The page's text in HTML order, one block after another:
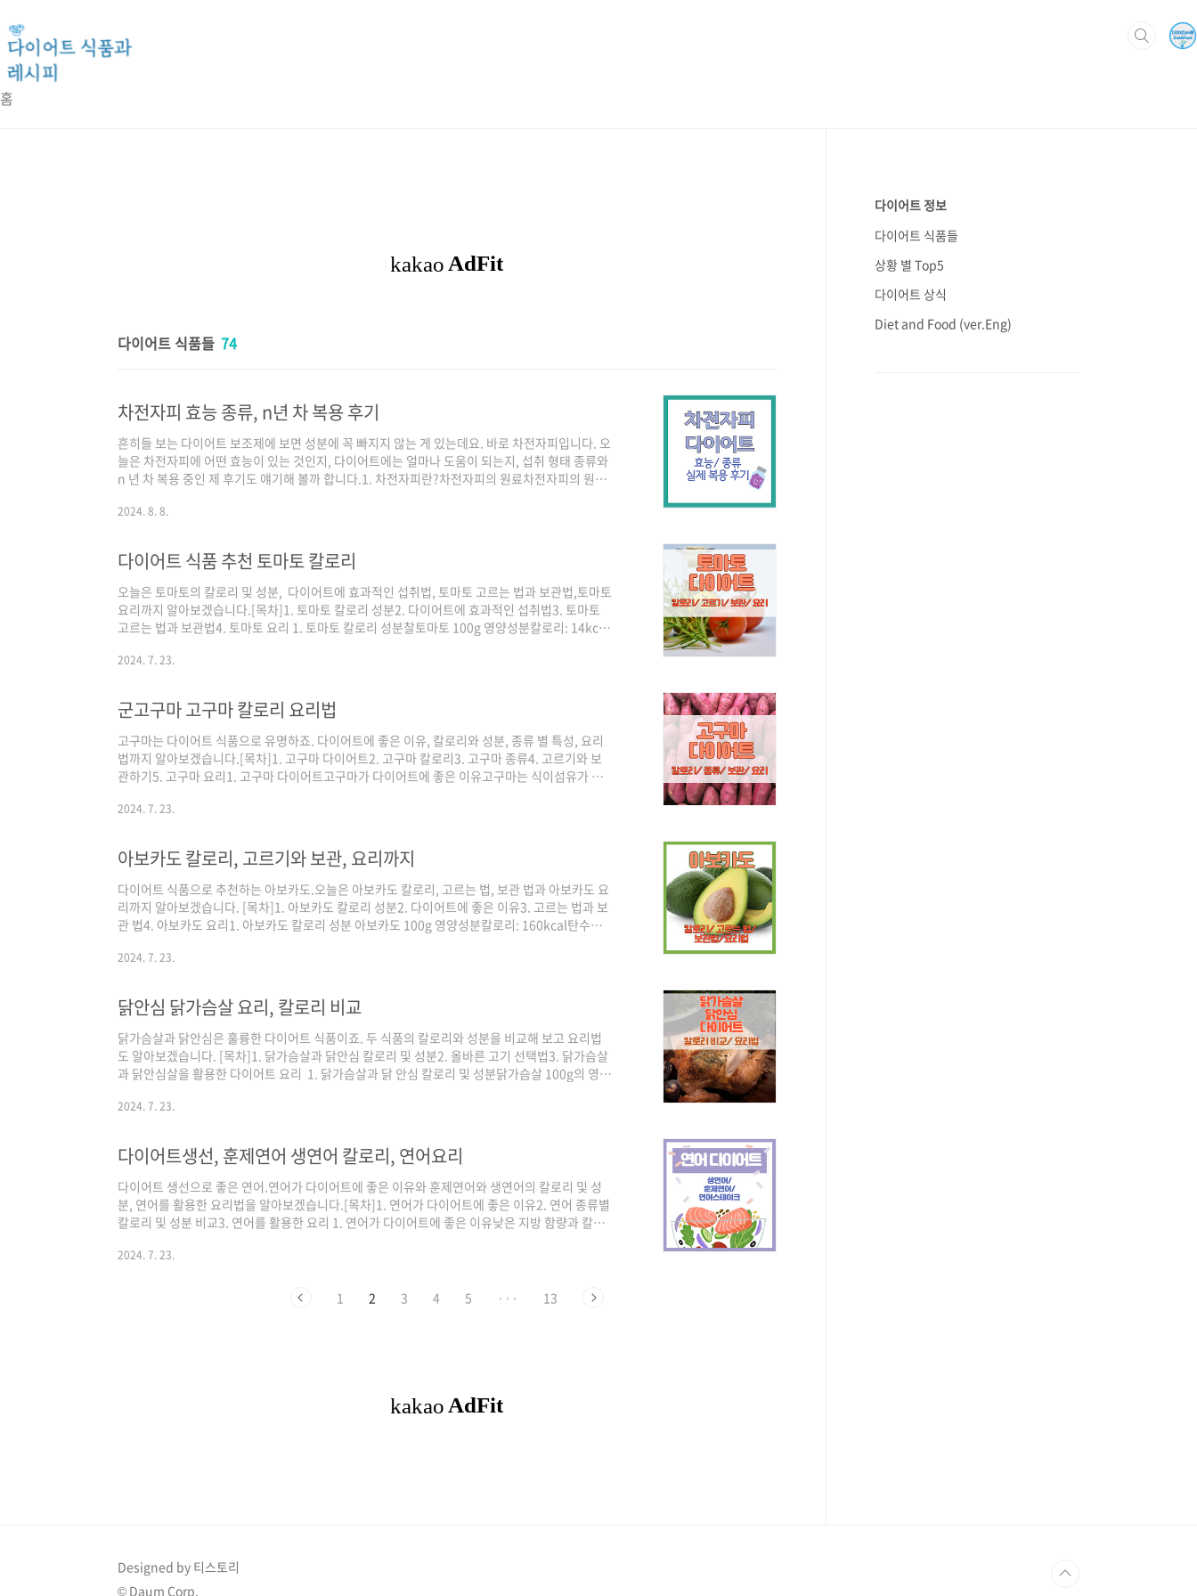
홈
다이어트 식품들 74
차전자피 효능 종류, n년 차 복용 후기
흔히들 보는 다이어트 보조제에 보면 성분에 꼭 빠지지 않는 게 있는데요. 바로 차전자피입니다. 오
늘은 차전자피에 어떤 효능이 있는 것인지, 다이어트에는 얼마나 도움이 되는지, 섭취 형태 종류와
n 년 차 복용 중인 제 후기도 얘기해 볼까 합니다.1. 차전자피란?차전자피의 원료차전자피의 원료
꽃이 피었다가 10월에 열매를 맺습니다. 질경이 씨앗은 검은색인데, 그렇다 보니 차전자피도 색깔
하여 약재로 사용했습니다. 차전자피 특징차전자피에는 수용성 식이섬유가 아주 풍부해요. 그래
서 차전자피가 물과 만나면 부피가 무려 40배 ..
2024. 8. 8.
다이어트 식품 추천 토마토 칼로리
오늘은 토마토의 칼로리 및 성분, 다이어트에 효과적인 섭취법, 토마토 고르는 법과 보관법,토마토
요리까지 알아보겠습니다.[목차]1. 토마토 칼로리 성분2. 다이어트에 효과적인 섭취법3. 토마토
고르는 법과 보관법4. 토마토 요리 1. 토마토 칼로리 성분찰토마토 100g 영양성분칼로리: 14kcal
성분칼로리: 16kcal탄수화물: 3.8g단백질: 0.9g지방: 0.2g식이섬유: 0.9g비타민C: 32mg리코
C는 항산화 작용이 뛰어나, 체지방 분해를 촉진하고, 콜레스테롤 수치를 낮춰준다고 합니다. ..
2024. 7. 23.
군고구마 고구마 칼로리 요리법
고구마는 다이어트 식품으로 유명하죠. 다이어트에 좋은 이유, 칼로리와 성분, 종류 별 특성, 요리
법까지 알아보겠습니다.[목차]1. 고구마 다이어트2. 고구마 칼로리3. 고구마 종류4. 고르기와 보
관하기5. 고구마 요리1. 고구마 다이어트고구마가 다이어트에 좋은 이유고구마는 식이섬유가 풍
는 포만감을 높여주고 장건강을 지키는 데 도움이 됩니다. 혈당을 서서히 올려서 혈당 조절에도 도
됩니다.베타카로틴도 노화 방지에 도움이 되는 성분인데요, 암 예방도 할 수 있다고 해서 주목받는
성분이죠. 칼륨 성분은 체내 나트륨 배출을 ..
2024. 7. 23.
아보카도 칼로리, 고르기와 보관, 요리까지
다이어트 식품으로 추천하는 아보카도.오늘은 아보카도 칼로리, 고르는 법, 보관 법과 아보카도 요
리까지 알아보겠습니다. [목차]1. 아보카도 칼로리 성분2. 다이어트에 좋은 이유3. 고르는 법과 보
관 법4. 아보카도 요리1. 아보카도 칼로리 성분 아보카도 100g 영양성분칼로리: 160kcal탄수화
는 나무에서 열리는 열매로 분류상, 채소가 아닌 과일로 분류됩니다. 과일임에도 높은 지방을 가지
다. 지방함량도 상당히 많은 편이죠. 2. 다이어트에 좋은 이유높은 칼로리에 대한 해명칼로리가 높
아 ..
2024. 7. 23.
닭안심 닭가슴살 요리, 칼로리 비교
닭가슴살과 닭안심은 훌륭한 다이어트 식품이죠. 두 식품의 칼로리와 성분을 비교해 보고 요리법
도 알아보겠습니다. [목차]1. 닭가슴살과 닭안심 칼로리 및 성분2. 올바른 고기 선택법3. 닭가슴살
과 닭안심살을 활용한 다이어트 요리 1. 닭가슴살과 닭 안심 칼로리 및 성분닭가슴살 100g의 영양
나트륨: 65mg참고로 백미 밥 100g의 칼로리는 145kcal 정도입니다. 보시면 아시겠지만, 단백질
낄 수 있으며 근육형성에게 크게 도움이 됩니다. 하지만, 솔직히 닭가슴살이 그냥 먹기에는 정말 많
이 퍽퍽합니다...
2024. 7. 23.
다이어트생선, 훈제연어 생연어 칼로리, 연어요리
다이어트 생선으로 좋은 연어.연어가 다이어트에 좋은 이유와 훈제연어와 생연어의 칼로리 및 성
분, 연어를 활용한 요리법을 알아보겠습니다.[목차]1. 연어가 다이어트에 좋은 이유2. 연어 종류별
칼로리 및 성분 비교3. 연어를 활용한 요리 1. 연어가 다이어트에 좋은 이유낮은 지방 함량과 칼로
로 풍부한 단백질 때문입니다. 특히, 연어에는 오메가 3이라는 지방산이 있는데요. 이 성분이 체내
강에도 도움이 되죠. 식이섬유와 비타민D또한 연어는 생선임에도 불구하고 식이섬유가 풍부해 섭
2024. 7. 23.
1 2 3 4 5 ··· 13
다이어트 정보
다이어트 식품들
상황 별 Top5
다이어트 상식
Diet and Food (ver.Eng)
Designed by 티스토리
© Daum Corp.